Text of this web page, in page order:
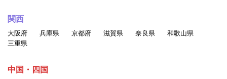
関西
大阪府 兵庫県 京都府 滋賀県 奈良県
和歌山県
三重県
中国・四国